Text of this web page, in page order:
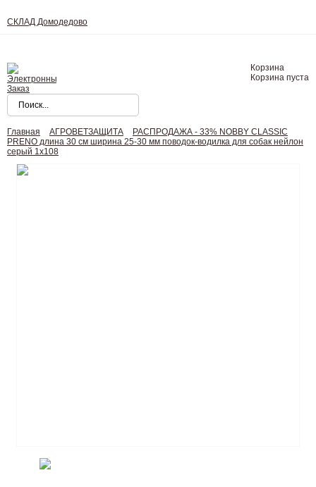
СКЛАД Домодедово
Корзина
Корзина пуста
Главная АГРОВЕТЗАЩИТА
РАСПРОДАЖА - 33% NOBBY CLASSIC
PRENO длина 30 см ширина 25-30 мм поводок-водилка для собак нейлон
серый 1х108